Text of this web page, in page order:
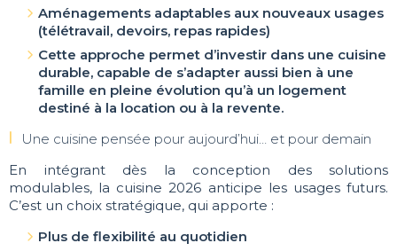
Aménagements adaptables aux nouveaux usages
(télétravail, devoirs, repas rapides)
Cette approche permet d’investir dans une cuisine
durable, capable de s’adapter aussi bien à une
famille en pleine évolution qu’à un logement
destiné à la location ou à la revente.
Une cuisine pensée pour aujourd’hui… et pour demain
En intégrant dès la conception des solutions
modulables, la cuisine 2026 anticipe les usages futurs.
C’est un choix stratégique, qui apporte :
Plus de flexibilité au quotidien